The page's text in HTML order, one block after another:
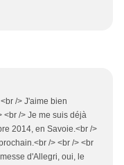
/> J'aime bien
<br /> Je me suis déjà
2014, en Savoie.<br />
/> <br /> <br
d'Allegri, oui, le